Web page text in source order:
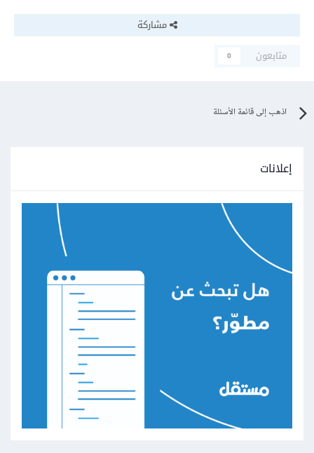
مشاركة
متابعون
0
اذهب إلى قائمة الأسئلة
إعلانات